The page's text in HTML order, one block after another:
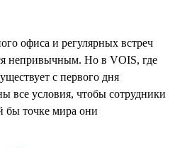
офиса и регулярных встреч
непривычным. Но в VOIS, где
с первого дня
все условия, чтобы сотрудники
бы точке мира они